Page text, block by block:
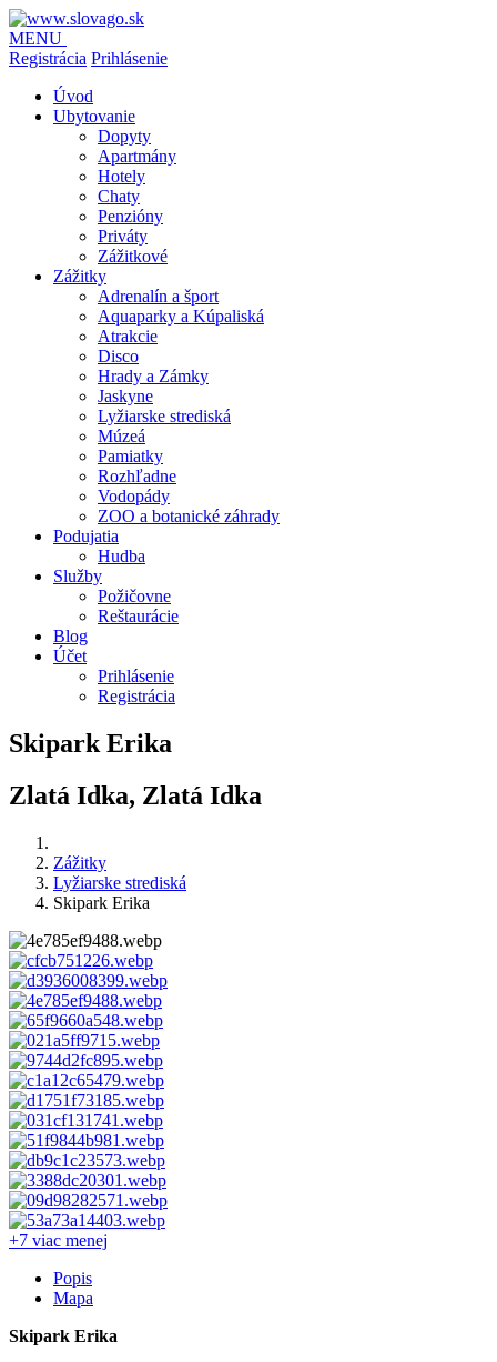
MENU
Registrácia Prihlásenie
Úvod
Ubytovanie
Dopyty
Apartmány
Hotely
Chaty
Penzióny
Priváty
Zážitkové
Zážitky
Adrenalín a šport
Aquaparky a Kúpaliská
Atrakcie
Disco
Hrady a Zámky
Jaskyne
Lyžiarske strediská
Múzeá
Pamiatky
Rozhľadne
Vodopády
ZOO a botanické záhrady
Podujatia
Hudba
Služby
Požičovne
Reštaurácie
Blog
Účet
Prihlásenie
Registrácia
Skipark Erika
Zlatá Idka, Zlatá Idka
Zážitky
Lyžiarske strediská
Skipark Erika
+7 viac menej
Popis
Mapa
Skipark Erika